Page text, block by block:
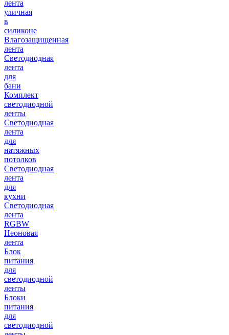
лента
уличная
в
силиконе
Влагозащищенная
лента
Светодиодная
лента
для
бани
Комплект
светодиодной
ленты
Светодиодная
лента
для
натяжных
потолков
Светодиодная
лента
для
кухни
Светодиодная
лента
RGBW
Неоновая
лента
Блок
питания
для
светодиодной
ленты
Блоки
питания
для
светодиодной